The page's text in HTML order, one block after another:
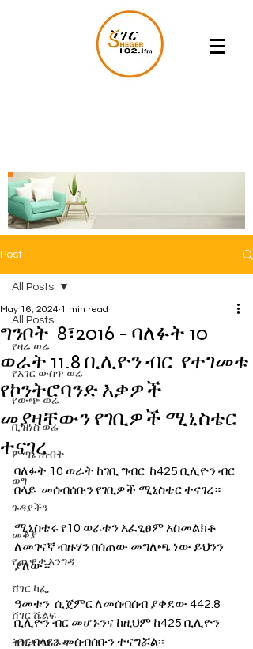
Post
All Posts
የዛሬ ወሬ
የአገር ውስጥ ወሬ
የውጭ ወሬ
ቢዝነስ ወሬ
ምጣኔ ሐብት
ወግ
ጉዳያችን
መቆያ
የጨዋታ እንግዳ
ሸገር ካፌ
ሸገር ሼልፍ
ትዝታ ዘ አራዳ
All Posts
ግንቦት 8፣2016 - ባለፉት 10
ወራት 11.8 ቢሊዮን ብር የተገመቱ
የኮንትሮባንድ እቃዎች
መያዛቸውን የገቢዎች ሚኒስቴር
ተናገረ
May 16, 2024 1 min read
ባለፉት 10 ወራት ከገቢ ግብር  ከ425 ቢሊዮን ብር
በላይ  መሰብሰቡን የገቢዎች ሚኒስቴር ተናገረ።
ሚኒስቴሩ የ10 ወራቱን አፈፂፀም አስመልክቶ
ለመገናኛ ብዙሃን በሰጠው መግለጫ ነው ይህንን
ያለው።
ዓመቱን  ሲጀምር ለመሰብሰብ ያቀደው 442.8
ቢሊዮን ብር መሆኑንና ከዚህም ከ425 ቢሊዮን
ብር በላዩን መሰብሰቡን ተናግሯል፡፡